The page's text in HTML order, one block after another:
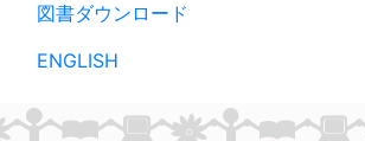
図書ダウンロード
ENGLISH